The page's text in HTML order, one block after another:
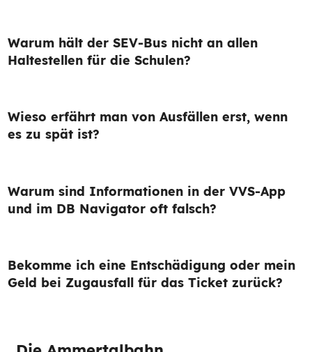
Warum hält der SEV-Bus nicht an allen
Haltestellen für die Schulen?
Wieso erfährt man von Ausfällen erst, wenn
es zu spät ist?
Warum sind Informationen in der VVS-App
und im DB Navigator oft falsch?
Bekomme ich eine Entschädigung oder mein
Geld bei Zugausfall für das Ticket zurück?